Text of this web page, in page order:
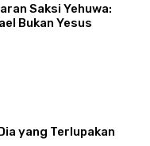
Saksi Yehuwa:
Bukan Yesus
yang Terlupakan